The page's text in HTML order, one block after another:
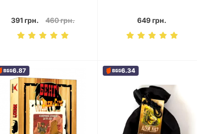
391 грн. 460 грн. 649 грн.
6.87 6.34